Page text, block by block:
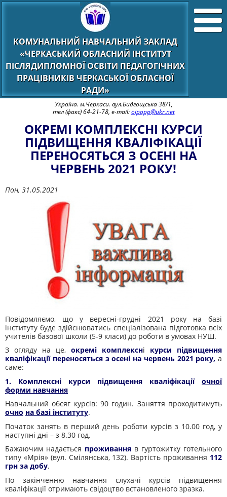
КОМУНАЛЬНИЙ НАВЧАЛЬНИЙ ЗАКЛАД
«ЧЕРКАСЬКИЙ ОБЛАСНИЙ ІНСТИТУТ
ПІСЛЯДИПЛОМНОЇ ОСВІТИ ПЕДАГОГІЧНИХ
ПРАЦІВНИКІВ ЧЕРКАСЬКОЇ ОБЛАСНОЇ
РАДИ»
Україна. м.Черкаси. вул.Бидгощська 38/1,
тел (факс) 64-21-78, e-mail:oipopp@ukr.net
ОКРЕМІ КОМПЛЕКСНІ КУРСИ
ПІДВИЩЕННЯ КВАЛІФІКАЦІЇ
ПЕРЕНОСЯТЬСЯ З ОСЕНІ НА
ЧЕРВЕНЬ 2021 РОКУ!
Пон, 31.05.2021
Повідомляємо, що у вересні-грудні 2021 року на базі
інституту буде здійснюватись спеціалізована підготовка всіх
учителів базової школи (5-9 класи) до роботи в умовах НУШ.
З огляду на це, окремі комплексні курси підвищення
кваліфікації переносяться з осені на червень 2021 року, а
саме:
1. Комплексні курси підвищення кваліфікації очної
форми навчання
Навчальний обсяг курсів: 90 годин. Заняття проходитимуть
очно на базі інституту.
Початок занять в перший день роботи курсів з 10.00 год, у
наступні дні – з 8.30 год.
Бажаючим надається проживання в гуртожитку готельного
типу «Мрія» (вул. Смілянська, 132). Вартість проживання 112
грн за добу.
По закінченню навчання слухачі курсів підвищення
кваліфікації отримають свідоцтво встановленого зразка.